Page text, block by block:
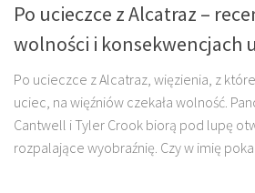
Po ucieczce z Alcatraz –
wolności i konsekwencjach
Po ucieczce z Alcatraz, więzienia, z
uciec, na więźniów czekała wolność.
Cantwell i Tyler Crook biorą pod lupę
rozpalające wyobraźnię. Czy w imię